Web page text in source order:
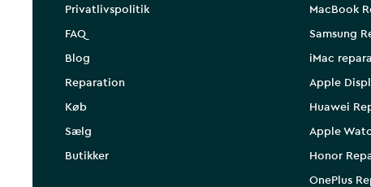
Privatlivspolitik
FAQ
Blog
Reparation
Køb
Sælg
Butikker
MacBook
Samsung
iMac
Apple
Huawei
Apple
Honor
OnePlus